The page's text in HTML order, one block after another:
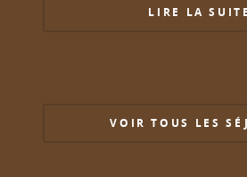
LIRE LA SUITE
VOIR TOUS LES